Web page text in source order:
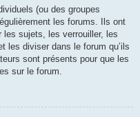
(ou des groupes
les forums. Ils ont
les sujets, les verrouiller, les
les diviser dans le forum qu’ils
sont présents pour que les
sur le forum.